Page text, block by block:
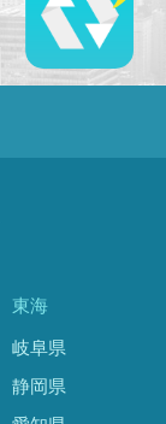
東海
岐阜県
静岡県